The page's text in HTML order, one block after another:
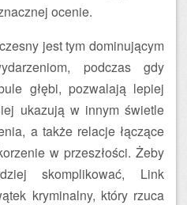
ocenie.
jest tym dominującym
podczas gdy
głębi, pozwalają lepiej
ukazują w innym świetle
a także relacje łączące
w przeszłości. Żeby
skomplikować, Link
kryminalny, który rzuca